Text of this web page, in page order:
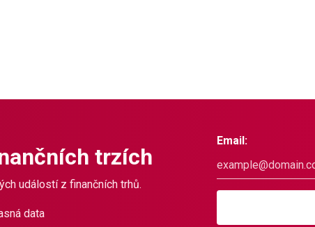
trzích
událostí z finančních trhů.
data
Email: